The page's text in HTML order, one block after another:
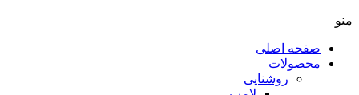
منو
صفحه اصلی
محصولات
روشنایی